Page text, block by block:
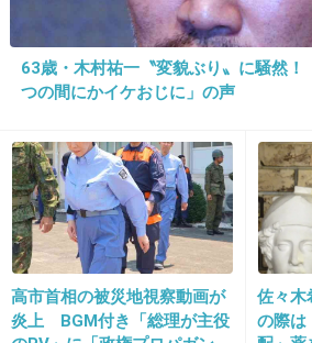
このくらいでみんな何とも思わないよ
+162
左胸にも大きなのあるよね〜
+509
21. 匿名 2016/02/06(土) 14:00:48
63歳・木村祐一〝変貌ぶり〟に騒然！
つの間にかイケおじに」の声
高市首相の被災地視察動画が
炎上 BGM付き「総理が主役
佐々
の際は